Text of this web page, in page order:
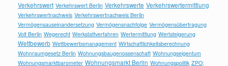
Verkehrswert Verkehrswert Berlin Verkehrswerte Verkehrswertermittlung
Verkehrswertnachweis Verkehrswertnachweis Berlin
Vermögensauseinandersetzung Vermögensnachfolge Vermögensübertragung
Volt Berlin Wegerecht Werkstattverfahren Wertermittlung Wertsteigerung
Wettbewerb Wettbewerbsmanagement Wirtschaftlichkeitsberechnung
Wohnraumgesetz Berlin Wohnungsbaugenossenschaft Wohnungseigentum
Wohnungsmarktbarometer Wohnungsmarkt Berlin Wohnungspolitik ZPO;